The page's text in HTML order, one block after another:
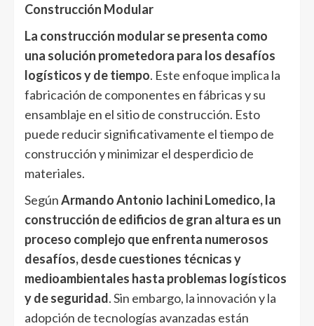
Construcción Modular
La construcción modular se presenta como
una solución prometedora para los desafíos
logísticos y de tiempo. Este enfoque implica la
fabricación de componentes en fábricas y su
ensamblaje en el sitio de construcción. Esto
puede reducir significativamente el tiempo de
construcción y minimizar el desperdicio de
materiales.
SegúnArmando Antonio Iachini Lomedico, la
construcción de edificios de gran altura es un
proceso complejo que enfrenta numerosos
desafíos, desde cuestiones técnicas y
medioambientales hasta problemas logísticos
y de seguridad. Sin embargo, la innovación y la
adopción de tecnologías avanzadas están